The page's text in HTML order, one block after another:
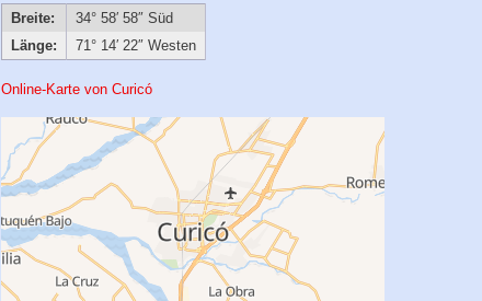
Breite:
34° 58′ 58″ Süd
Länge:
71° 14′ 22″ Westen
Online-Karte von Curicó